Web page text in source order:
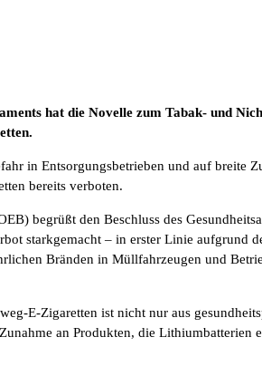
hat die Novelle zum Tabak- und
in Entsorgungsbetrieben und auf
bereits verboten.
begrüßt den Beschluss des
starkgemacht – in erster Linie
Bränden in Müllfahrzeugen und
E-Zigaretten ist nicht nur aus
an Produkten, die